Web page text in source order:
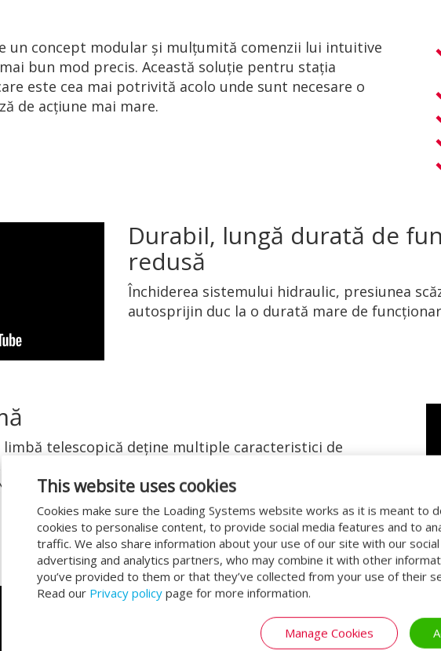
This website uses cookies
Cookies make sure the Loading Systems website works as it is meant to
cookies to personalise content, to provide social media features and to
traffic. We also share information about your use of our site with our
advertising and analytics partners, who may combine it with other
you’ve provided to them or that they’ve collected from your use of their
Read our Privacy policy page for more information.
Manage Cookies
un concept modular și mulțumită comenzii lui intuitive
bun mod precis. Această soluție pentru stația
este cea mai potrivită acolo unde sunt necesare o
de acțiune mai mare.
Durabil, lungă durată de
redusă
Închiderea sistemului hidraulic, presiunea
autosprijin duc la o durată mare de
limbă telescopică deţine multiple caracteristici de
certificat CE conform Standardului European al
1398.
Utilizare uşoară
Egalizatoarele de rampă pot fi furnizate în
încărcare și varietatea activității. Deținem o
operare pentru a personaliza complet